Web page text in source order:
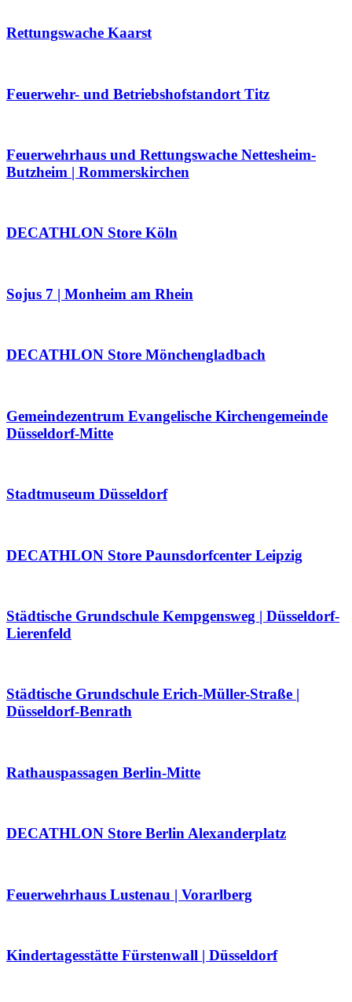
Rettungswache Kaarst
Feuerwehr- und Betriebshofstandort Titz
Feuerwehrhaus und Rettungswache Nettesheim-
Butzheim | Rommerskirchen
DECATHLON Store Köln
Sojus 7 | Monheim am Rhein
DECATHLON Store Mönchengladbach
Gemeindezentrum Evangelische Kirchengemeinde
Düsseldorf-Mitte
Stadtmuseum Düsseldorf
DECATHLON Store Paunsdorfcenter Leipzig
Städtische Grundschule Kempgensweg | Düsseldorf-
Lierenfeld
Städtische Grundschule Erich-Müller-Straße |
Düsseldorf-Benrath
Rathauspassagen Berlin-Mitte
DECATHLON Store Berlin Alexanderplatz
Feuerwehrhaus Lustenau | Vorarlberg
Kindertagesstätte Fürstenwall | Düsseldorf